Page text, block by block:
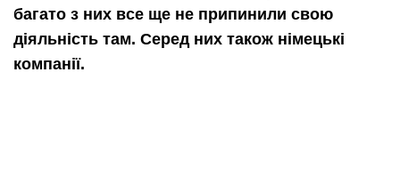
багато з них все ще не припинили свою
діяльність там. Серед них також німецькі
компанії.